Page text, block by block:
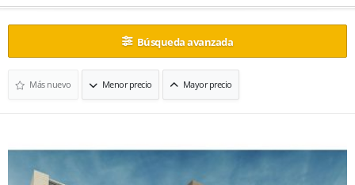
Búsqueda avanzada
Más nuevo Menor precio Mayor precio